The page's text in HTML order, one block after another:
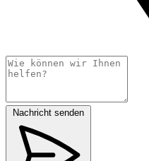
Nachricht senden